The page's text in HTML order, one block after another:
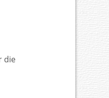
die